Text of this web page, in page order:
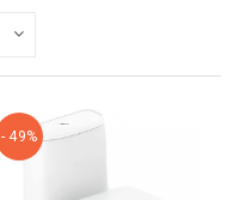
- 49%